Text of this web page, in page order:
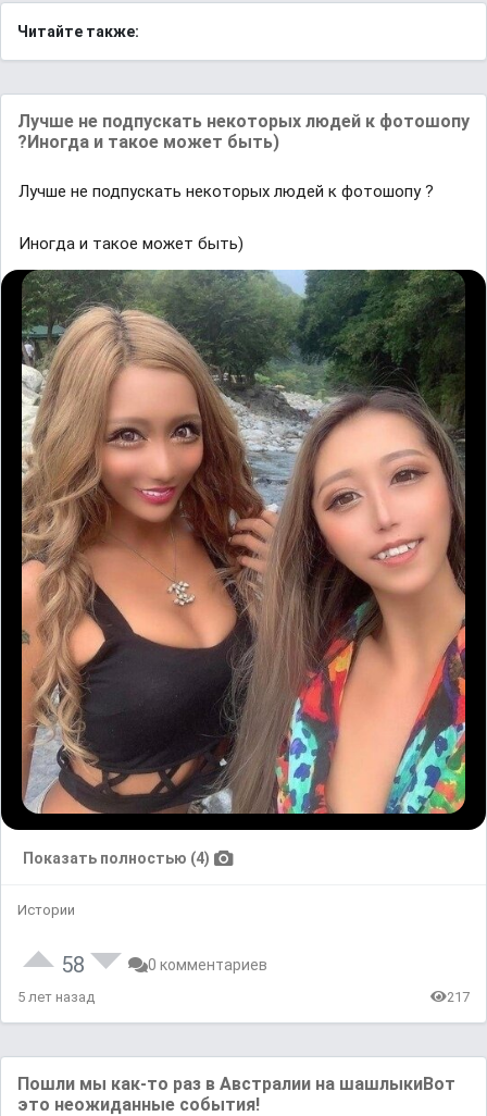
Читайте также:
Лучше не подпускать некоторых людей к фотошопу
?Иногда и такое может быть)
Лучше не подпускать некоторых людей к фотошопу ?
Иногда и такое может быть)
Показать полностью (4)
Истории
58 0 комментариев
5 лет назад 217
Пошли мы как-то раз в Австралии на шашлыкиВот
это неожиданные события!